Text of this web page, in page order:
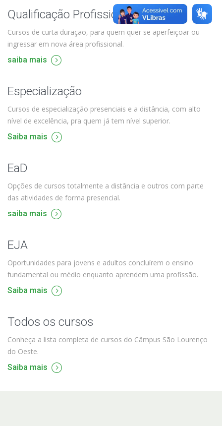
Qualificação Profissional e Idiomas
Cursos de curta duração, para quem quer se aperfeiçoar ou
ingressar em nova área profissional.
saiba mais
Especialização
Cursos de especialização presenciais e a distância, com alto
nível de excelência, pra quem já tem nível superior.
Saiba mais
EaD
Opções de cursos totalmente a distância e outros com parte
das atividades de forma presencial.
saiba mais
EJA
Oportunidades para jovens e adultos concluírem o ensino
fundamental ou médio enquanto aprendem uma profissão.
Saiba mais
Todos os cursos
Conheça a lista completa de cursos do Câmpus São Lourenço
do Oeste.
Saiba mais